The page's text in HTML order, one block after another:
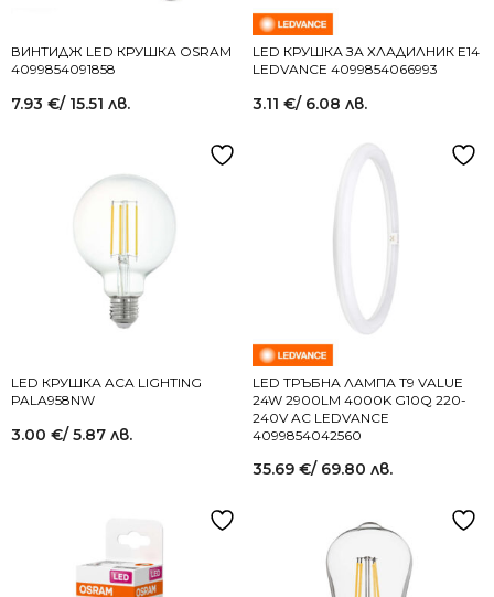
ВИНТИДЖ LED КРУШКА OSRAM
4099854091858
7.93 €/ 15.51 лв.
LED КРУШКА ЗА ХЛАДИЛНИК Е14
LEDVANCE 4099854066993
3.11 €/ 6.08 лв.
LED КРУШКА ACA LIGHTING
PALA958NW
3.00 €/ 5.87 лв.
LED ТРЪБНА ЛАМПА T9 VALUE
24W 2900LM 4000K G10Q 220-
240V AC LEDVANCE
4099854042560
35.69 €/ 69.80 лв.